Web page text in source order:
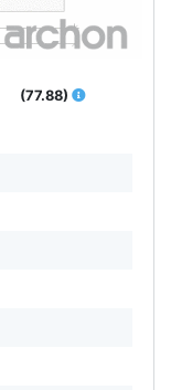
(77.88)